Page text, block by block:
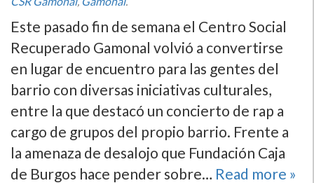
Este pasado fin de semana el Centro Social
Recuperado Gamonal volvió a convertirse
en lugar de encuentro para las gentes del
barrio con diversas iniciativas culturales,
entre la que destacó un concierto de rap a
cargo de grupos del propio barrio. Frente a
la amenaza de desalojo que Fundación Caja
de Burgos hace pender sobre… Read more »